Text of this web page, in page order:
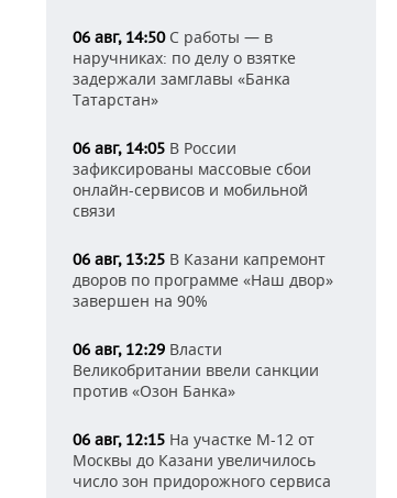
06 авг, 14:50С работы — в
наручниках: по делу о взятке
задержали замглавы «Банка
Татарстан»
06 авг, 14:05 В России
зафиксированы массовые сбои
онлайн-сервисов и мобильной
связи
06 авг, 13:25 В Казани капремонт
дворов по программе «Наш двор»
завершен на 90%
06 авг, 12:29 Власти
Великобритании ввели санкции
против «Озон Банка»
06 авг, 12:15 На участке М-12 от
Москвы до Казани увеличилось
число зон придорожного сервиса